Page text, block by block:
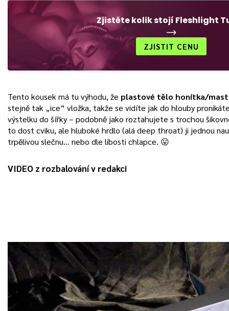
Zjistěte kolik stojí Fleshlight
ZJISTIT CENU
Tento kousek má tu výhodu, že plastové tělo honítka/
stejně tak „ice“ vložka, takže se vidíte jak do hlouby
výstelku do šířky – podobně jako roztahujete s trochou
to dost cviku, ale hluboké hrdlo (alá deep throat) ji jednou
trpělivou slečnu… nebo dle libosti chlapce. 😛
VIDEO z rozbalování v redakci